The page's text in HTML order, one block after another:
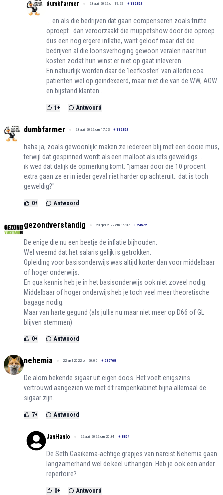
dumbfarmer 23 april 2022 om 19:29 + 112829
... en als die bedrijven dat gaan compenseren zoals trutte
oproept.. dan veroorzaakt die muppetshow door die oproep
dus een nog ergere inflatie, want geloof maar dat die
bedrijven al die loonsverhoging gewoon veralen naar hun
kosten zodat hun winst er niet op gaat inleveren.
En natuurlijk worden daar de 'leefkosten' van allerlei coa
patienten wel op geindexeerd, maar niet die van de WW, AOW
en bijstand klanten...
1 + Antwoord
dumbfarmer 23 april 2022 om 17:03 + 112829
haha ja, zoals gewoonlijk: maken ze iedereen blij met een dooie mus,
terwijl dat gespinned wordt als een malloot als iets geweldigs...
ik wed dat dalijk de opmerking komt: "jamaar door die 10 procent
extra gaan ze er in ieder geval niet harder op achteruit.. dat is toch
geweldig?"
0+ Antwoord
gezondverstandig 23 april 2022 om 16:37 + 24572
De enige die nu een beetje de inflatie bijhouden.
Wel vreemd dat het salaris gelijk is getrokken.
Opleiding voor basisonderwijs was altijd korter dan voor middelbaar
of hoger onderwijs.
En qua kennis heb je in het basisonderwijs ook niet zoveel nodig.
Middelbaar of hoger onderwijs heb je toch veel meer theoretische
bagage nodig.
Maar van harte gegund (als jullie nu maar niet meer op D66 of GL
blijven stemmen)
0+ Antwoord
nehemia 22 april 2022 om 20:05 + 535768
De alom bekende sigaar uit eigen doos. Het voelt enigszins
vertrouwd aangezien we met dit rampenkabinet bijna allemaal de
sigaar zijn.
7+ Antwoord
JanHanlo 22 april 2022 om 20:34 + 8854
De Seth Gaaikema-achtige grapjes van narcist Nehemia gaan
langzamerhand wel de keel uithangen. Heb je ook een ander
repertoire?
0+ Antwoord